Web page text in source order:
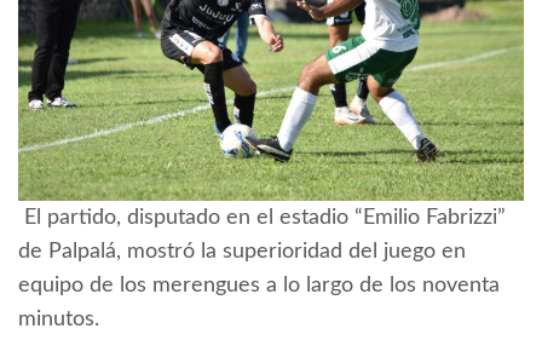
El partido, disputado en el estadio “Emilio Fabrizzi”
de Palpalá, mostró la superioridad del juego en
equipo de los merengues a lo largo de los noventa
minutos.